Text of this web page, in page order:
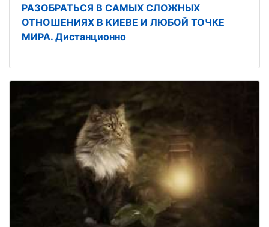
РАЗОБРАТЬСЯ В САМЫХ СЛОЖНЫХ
ОТНОШЕНИЯХ В КИЕВЕ И ЛЮБОЙ ТОЧКЕ
МИРА. Дистанционно